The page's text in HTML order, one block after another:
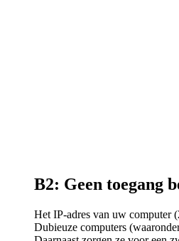
B2: Geen toegang
Het IP-adres van uw computer
Dubieuze computers